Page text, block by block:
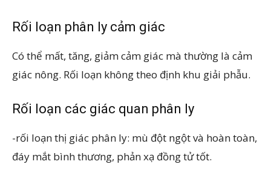
Rối loạn phân ly cảm giác
Có thể mất, tăng, giảm cảm giác mà thường là cảm
giác nông. Rối loạn không theo định khu giải phẫu.
Rối loạn các giác quan phân ly
-rối loạn thị giác phân ly: mù đột ngột và hoàn toàn,
đáy mắt bình thương, phản xạ đồng tử tốt.